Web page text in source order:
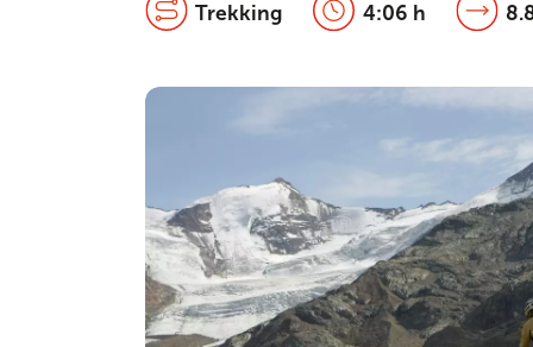
Trekking 4:06 h